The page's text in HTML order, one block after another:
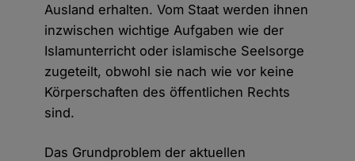
Ausland erhalten. Vom Staat werden ihnen
inzwischen wichtige Aufgaben wie der
Islamunterricht oder islamische Seelsorge
zugeteilt, obwohl sie nach wie vor keine
Körperschaften des öffentlichen Rechts
sind.
Das Grundproblem der aktuellen